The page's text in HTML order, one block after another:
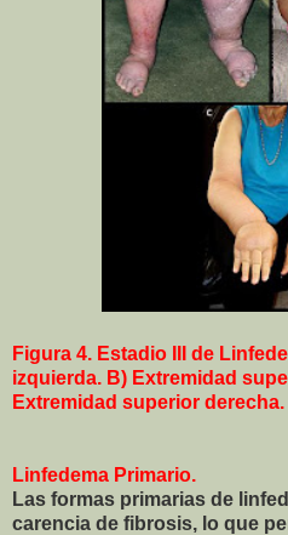
Figura 4. Estadio III de
izquierda. B) Extremidad
Extremidad superior derecha.
Linfedema Primario.
Las formas primarias de
carencia de fibrosis, lo que